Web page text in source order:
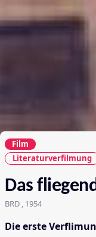
Film
Literaturverfilmung
Das
BRD , 1954
Die erste